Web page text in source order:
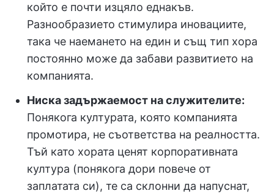
който е почти изцяло еднакъв.
Разнообразието стимулира иновациите,
така че наемането на един и същ тип хора
постоянно може да забави развитието на
компанията.
Ниска задържаемост на служителите:
Понякога културата, която компанията
промотира, не съответства на реалността.
Тъй като хората ценят корпоративната
култура (понякога дори повече от
заплатата си), те са склонни да напуснат,